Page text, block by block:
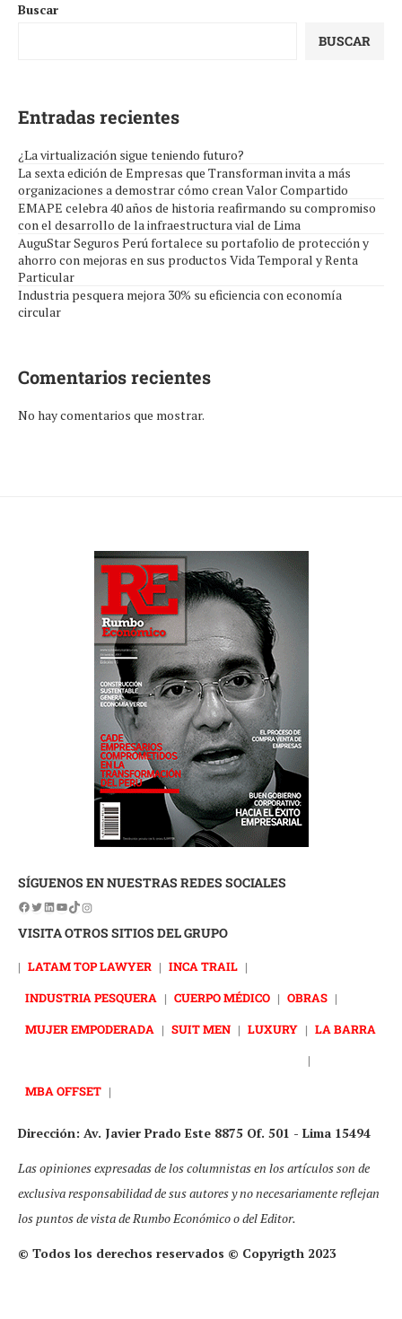
Buscar
BUSCAR
Entradas recientes
¿La virtualización sigue teniendo futuro?
La sexta edición de Empresas que Transforman invita a más
organizaciones a demostrar cómo crean Valor Compartido
EMAPE celebra 40 años de historia reafirmando su compromiso
con el desarrollo de la infraestructura vial de Lima
AuguStar Seguros Perú fortalece su portafolio de protección y
ahorro con mejoras en sus productos Vida Temporal y Renta
Particular
Industria pesquera mejora 30% su eficiencia con economía
circular
Comentarios recientes
No hay comentarios que mostrar.
SÍGUENOS EN NUESTRAS REDES SOCIALES
VISITA OTROS SITIOS DEL GRUPO
| LATAM TOP LAWYER | INCA TRAIL |
INDUSTRIA PESQUERA | CUERPO MÉDICO | OBRAS |
MUJER EMPODERADA | SUIT MEN | LUXURY | LA BARRA
|
MBA OFFSET |
Dirección: Av. Javier Prado Este 8875 Of. 501 - Lima 15494
Las opiniones expresadas de los columnistas en los artículos son de
exclusiva responsabilidad de sus autores y no necesariamente reflejan
los puntos de vista de Rumbo Económico o del Editor.
© Todos los derechos reservados © Copyrigth 2023